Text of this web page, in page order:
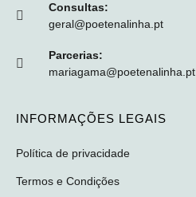
Consultas:
geral@poetenalinha.pt
Parcerias:
mariagama@poetenalinha.pt
INFORMAÇÕES LEGAIS
Política de privacidade
Termos e Condições